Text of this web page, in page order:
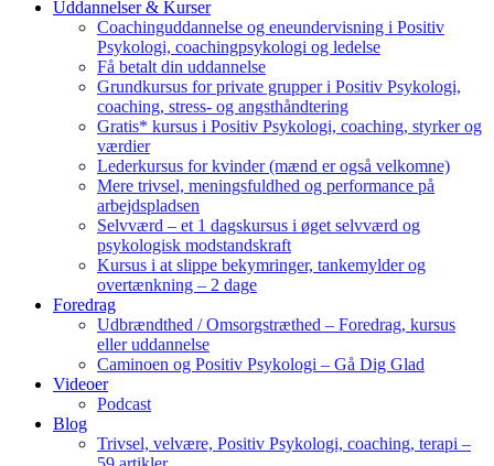
Uddannelser & Kurser
Coachinguddannelse og eneundervisning i Positiv
Psykologi, coachingpsykologi og ledelse
Få betalt din uddannelse
Grundkursus for private grupper i Positiv Psykologi,
coaching, stress- og angsthåndtering
Gratis* kursus i Positiv Psykologi, coaching, styrker og
værdier
Lederkursus for kvinder (mænd er også velkomne)
Mere trivsel, meningsfuldhed og performance på
arbejdspladsen
Selvværd – et 1 dagskursus i øget selvværd og
psykologisk modstandskraft
Kursus i at slippe bekymringer, tankemylder og
overtænkning – 2 dage
Foredrag
Udbrændthed / Omsorgstræthed – Foredrag, kursus
eller uddannelse
Caminoen og Positiv Psykologi – Gå Dig Glad
Videoer
Podcast
Blog
Trivsel, velvære, Positiv Psykologi, coaching, terapi –